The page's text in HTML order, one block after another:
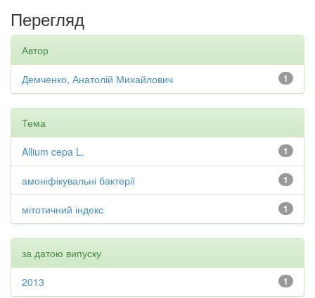
Перегляд
Автор
1
Демченко, Анатолій Михайлович
Тема
1
Allium cepa L.
1
амоніфікувальні бактерії
1
мітотичний індекс
за датою випуску
1
2013